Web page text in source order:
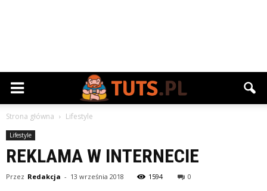
Strona główna Lifestyle
Lifestyle
REKLAMA W INTERNECIE
Przez Redakcja - 13 września 2018 1594 0